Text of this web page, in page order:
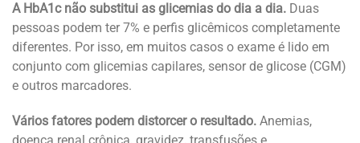
A HbA1c não substitui as glicemias do dia a dia. Duas
pessoas podem ter 7% e perfis glicêmicos completamente
diferentes. Por isso, em muitos casos o exame é lido em
conjunto com glicemias capilares, sensor de glicose (CGM)
e outros marcadores.
Vários fatores podem distorcer o resultado. Anemias,